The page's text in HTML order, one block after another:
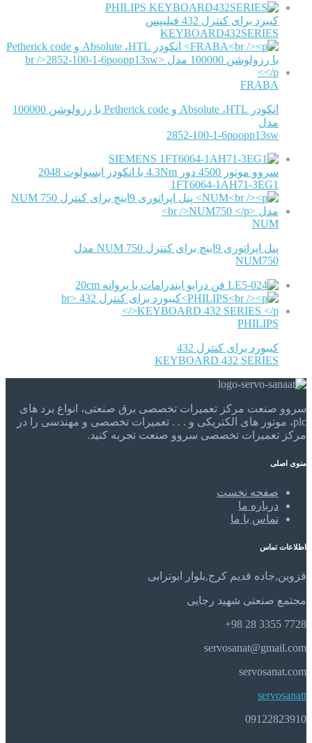
PHILIPS
کیبرد برای کنترل 432 فیلیپس
KEYBOARD432SERIES
FRABA
انکودر Absolute ،HTL و Petherick code با رزولوشن 100000
مدل
2852-100-1-6poopp13sw
SIEMENS
سروو موتور 4500 دور 4.3Nm با انکودر ابسولوت 2048
1FT6064-1AH71-3EG1
NUM
پنل اپراتوری 9اینچ برای کنترل NUM 750 مدل
NUM750
فن درایو ایندرامات با پروانه 20cm
PHILIPS
کیبورد برای کنترل 432
KEYBOARD 432 SERIES
سروو صنعت مرکز تعمیرات تخصصی برق صنعتی، انواع برد های
plc، موتور های الکتریکی و . . . تعمیرات تخصصی و مهندسی را در
مرکز تعمیرات تخصصی سروو صنعت تجربه کنید.
منوی اصلی
صفحه نخست
درباره ما
تماس با ما
اطلاعات تماس
قزوین,جاده قدیم کرج,بلوار ابوترابی
مجتمع صنعتی شهید رجایی
7728 3355 28 98+
servosanat@gmail.com
servosanat.com
servosanatt
09122823910